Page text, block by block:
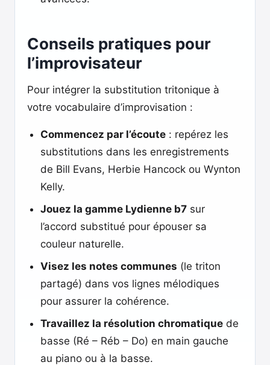
Conseils pratiques pour
l’improvisateur
Pour intégrer la substitution tritonique à
votre vocabulaire d’improvisation :
Commencez par l’écoute : repérez les
substitutions dans les enregistrements
de Bill Evans, Herbie Hancock ou Wynton
Kelly.
Jouez la gamme Lydienne b7 sur
l’accord substitué pour épouser sa
couleur naturelle.
Visez les notes communes (le triton
partagé) dans vos lignes mélodiques
pour assurer la cohérence.
Travaillez la résolution chromatique de
basse (Ré – Réb – Do) en main gauche
au piano ou à la basse.